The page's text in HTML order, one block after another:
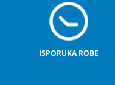
ISPORUKA ROBE